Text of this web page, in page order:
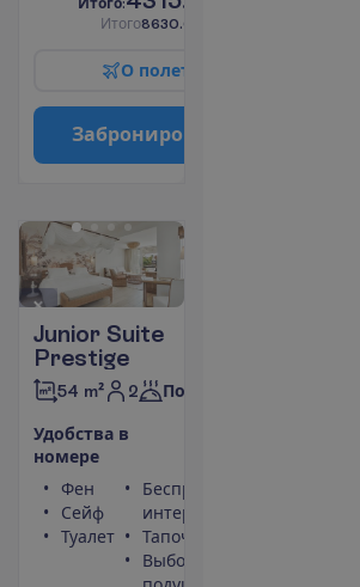
Итого8630.00
О полет
Заброниро
Junior Suite
Prestige
54 m² 2 Полупансион
Удобства в
номере
Фен
Сейф
Туалет
Беспроводной
интернет
Тапочки
Выбор